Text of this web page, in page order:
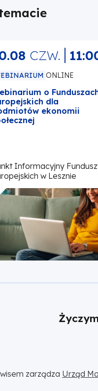
CZW.
ONLINE
o
dla
ekonomii
Informacyjny
w Lesznie
zarządza Urząd